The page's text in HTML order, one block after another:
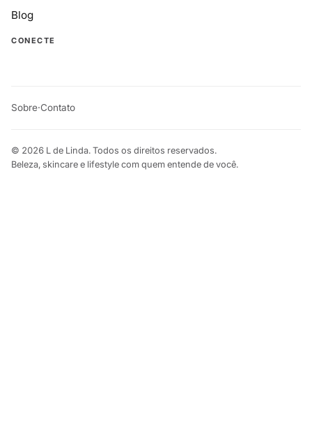
Blog
CONECTE
Sobre·Contato
© 2026 L de Linda. Todos os direitos reservados.
Beleza, skincare e lifestyle com quem entende de você.